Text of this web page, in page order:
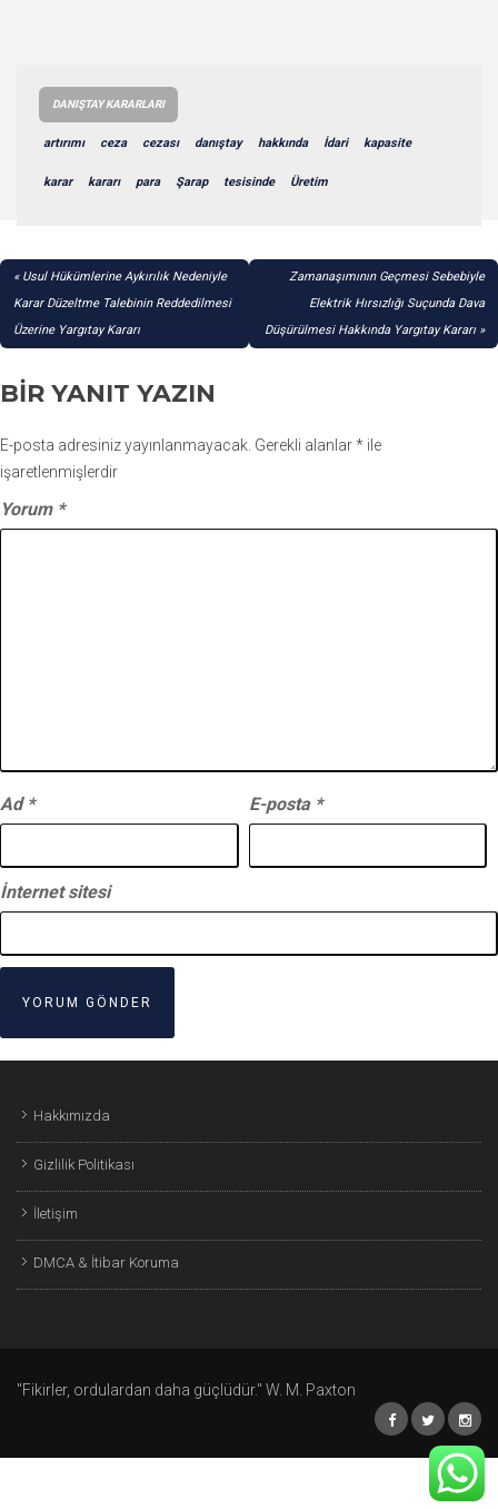
DANIŞTAY KARARLARI
artırımı ceza cezası danıştay hakkında İdari kapasite
karar kararı para Şarap tesisinde Üretim
YAZI
GEZINMESI
Usul Hükümlerine Aykırılık Nedeniyle
Karar Düzeltme Talebinin Reddedilmesi
Üzerine Yargıtay Kararı
Zamanaşımının Geçmesi Sebebiyle
Elektrik Hırsızlığı Suçunda Dava
Düşürülmesi Hakkında Yargıtay Kararı
BIR YANIT YAZIN
E-posta adresiniz yayınlanmayacak. Gerekli alanlar* ile
işaretlenmişlerdir
Yorum *
Ad * E-posta *
İnternet sitesi
Hakkımızda
Gizlilik Politikası
İletişim
DMCA & İtibar Koruma
"Fikirler, ordulardan daha güçlüdür." W. M. Paxton